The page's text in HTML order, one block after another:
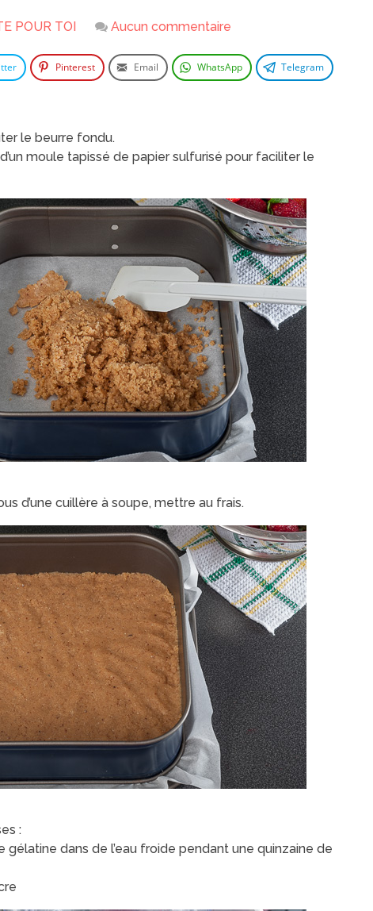
POUR TOI Aucun commentaire
Pinterest Email WhatsApp Telegram
le beurre fondu.
moule tapissé de papier sulfurisé pour faciliter le
d’une cuillère à soupe, mettre au frais.
:
gélatine dans de l’eau froide pendant une quinzaine de